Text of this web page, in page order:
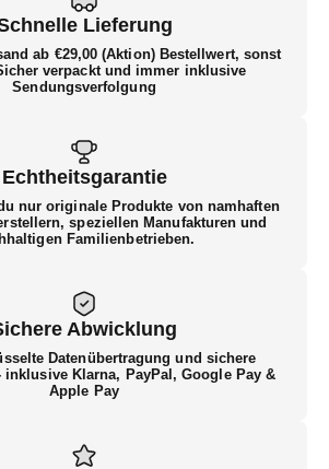
Lieferung
ab €29,00(Aktion) Bestellwert, sonst
verpackt und immer inklusive
Sendungsverfolgung
Echtheitsgarantie
nur originale Produkte von namhaften
speziellen Manufakturen und
Familienbetrieben.
Abwicklung
Datenübertragung und sichere
inklusive Klarna, PayPal, Google Pay &
Apple Pay